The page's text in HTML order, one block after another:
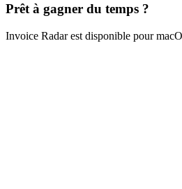
Prêt à gagner du temps ?
Invoice Radar est disponible pour